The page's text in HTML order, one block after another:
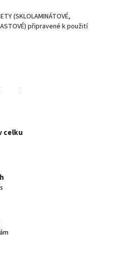
(SKLOLAMINÁTOVÉ,
připravené k použití
celku